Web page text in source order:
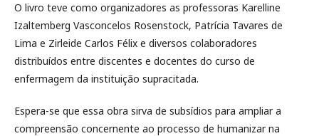
O livro teve como organizadores as professoras Karelline
Izaltemberg Vasconcelos Rosenstock, Patrícia Tavares de
Lima e Zirleide Carlos Félix e diversos colaboradores
distribuídos entre discentes e docentes do curso de
enfermagem da instituição supracitada.
Espera-se que essa obra sirva de subsídios para ampliar a
compreensão concernente ao processo de humanizar na